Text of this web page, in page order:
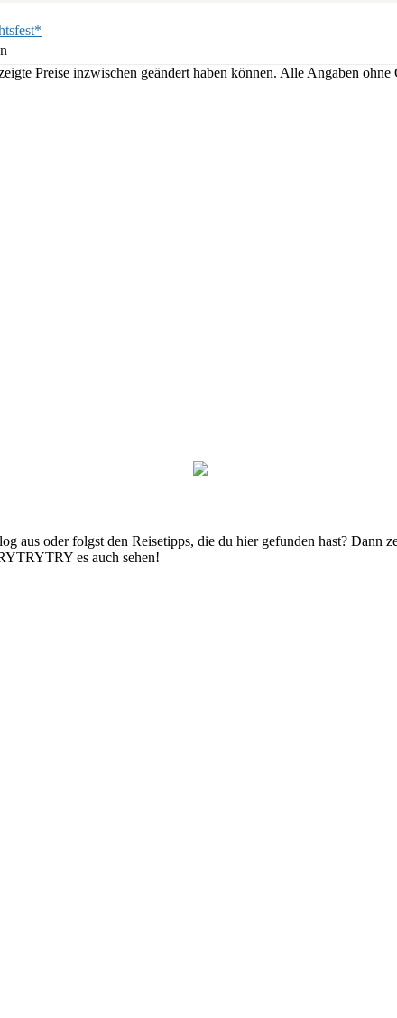
Preise inzwischen geändert haben können. Alle Angaben ohne
aus oder folgst den Reisetipps, die du hier gefunden hast? Dann
es auch sehen!